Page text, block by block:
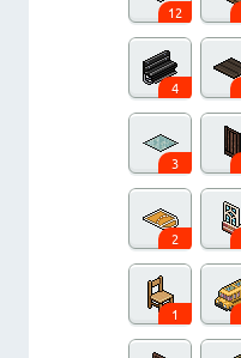
12
4
3
2
1